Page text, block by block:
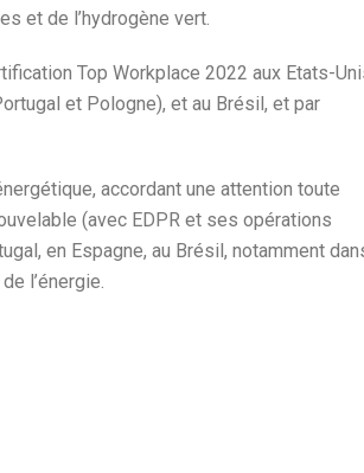
et de l’hydrogène vert.
Top Workplace 2022 aux Etats-
et Pologne), et au Brésil, et par
accordant une attention toute
(avec EDPR et ses opérations
en Espagne, au Brésil, notamment
l’énergie.